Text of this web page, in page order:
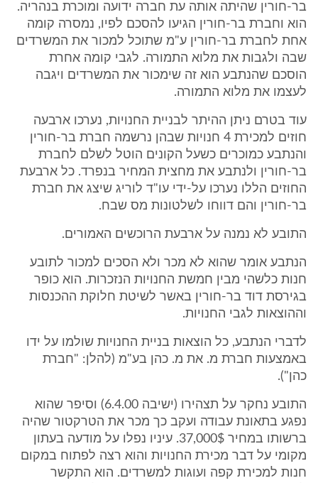
בר-חורין שהיתה אותה עת חברה ידועה ומוכרת בנהריה.
הוא וחברת בר-חורין הגיעו להסכם לפיו, נמסרה קומה
אחת לחברת בר-חורין ע"מ שתוכל למכור את המשרדים
שבה ולגבות את מלוא התמורה. לגבי קומה אחרת
הוסכם שהנתבע הוא זה שימכור את המשרדים ויגבה
לעצמו את מלוא התמורה.
עוד בטרם ניתן ההיתר לבניית החנויות, נערכו ארבעה
חוזים למכירת 4 חנויות שבהן נרשמה חברת בר-חורין
והנתבע כמוכרים כשעל הקונים הוטל לשלם לחברת
בר-חורין ולנתבע את מחצית המחיר בנפרד. כל ארבעת
החוזים הללו נערכו על-ידי עו"ד לוריג שיצג את חברת
בר-חורין והם דווחו לשלטונות מס שבח.
התובע לא נמנה על ארבעת הרוכשים האמורים.
הנתבע אומר שהוא לא מכר ולא הסכים למכור לתובע
חנות כלשהי מבין חמשת החנויות הנזכרות. הוא כופר
בגירסת דוד בר-חורין באשר לשיטת חלוקת ההכנסות
וההוצאות לגבי החנויות.
לדברי הנתבע, כל הוצאות בניית החנויות שולמו על ידו
באמצעות חברת מ. את מ. כהן בע"מ (להלן: "חברת
כהן").
התובע נחקר על תצהירו (ישיבה 6.4.00) וסיפר שהוא
נפגע בתאונת עבודה ועקב כך מכר את הטרקטור שהיה
ברשותו במחיר 37,000$. עיניו נפלו על מודעה בעתון
מקומי על דבר מכירת החנויות והוא רצה לפתוח במקום
חנות למכירת קפה ועוגות למשרדים. הוא התקשר